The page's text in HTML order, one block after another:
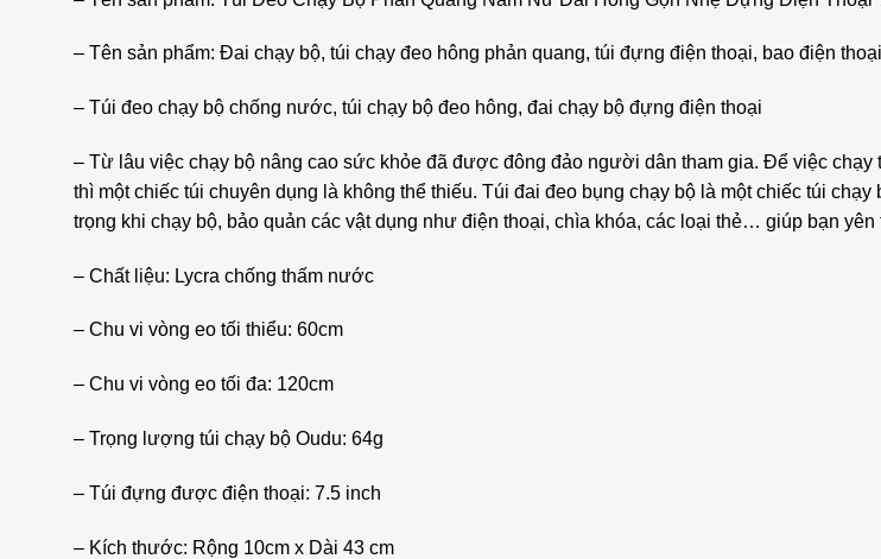
– Tên sản phẩm: Đai chạy bộ, túi chạy đeo hông phản quang, túi đựng điện thoại, bao điện
– Túi đeo chạy bộ chống nước, túi chạy bộ đeo hông, đai chạy bộ đựng điện thoại
– Từ lâu việc chạy bộ nâng cao sức khỏe đã được đông đảo người dân tham gia. Để việc
thì một chiếc túi chuyên dụng là không thể thiếu. Túi đai đeo bụng chạy bộ là một chiếc túi
trọng khi chạy bộ, bảo quản các vật dụng như điện thoại, chìa khóa, các loại thẻ… giúp bạn
– Chất liệu: Lycra chống thấm nước
– Chu vi vòng eo tối thiểu: 60cm
– Chu vi vòng eo tối đa: 120cm
– Trọng lượng túi chạy bộ Oudu: 64g
– Túi đựng được điện thoại: 7.5 inch
– Kích thước: Rộng 10cm x Dài 43 cm